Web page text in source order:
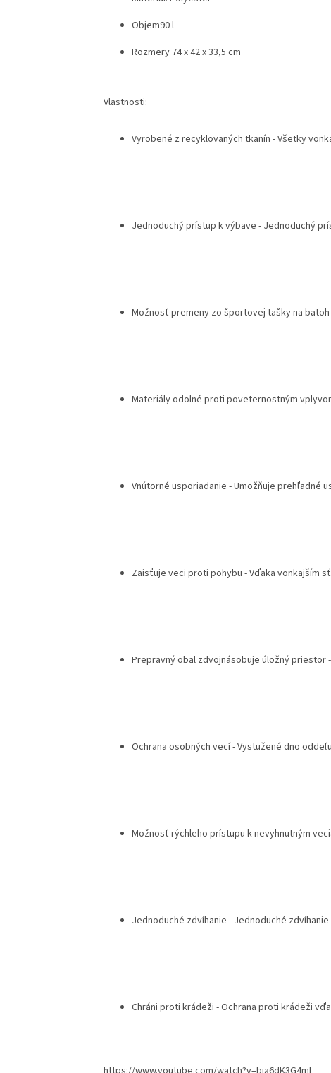
Objem90 l
Rozmery 74 x 42 x 33,5 cm
Vlastnosti:
Vyrobené z recyklovaných tkanín - Všetky
Jednoduchý prístup k výbave - Jednoduchý
Možnosť premeny zo športovej tašky na
Materiály odolné proti poveternostným
Vnútorné usporiadanie - Umožňuje prehľadné
Zaisťuje veci proti pohybu - Vďaka vonkajším
Prepravný obal zdvojnásobuje úložný priestor
Ochrana osobných vecí - Vystužené dno
Možnosť rýchleho prístupu k nevyhnutným
Jednoduché zdvíhanie - Jednoduché
Chráni proti krádeži - Ochrana proti krádeži